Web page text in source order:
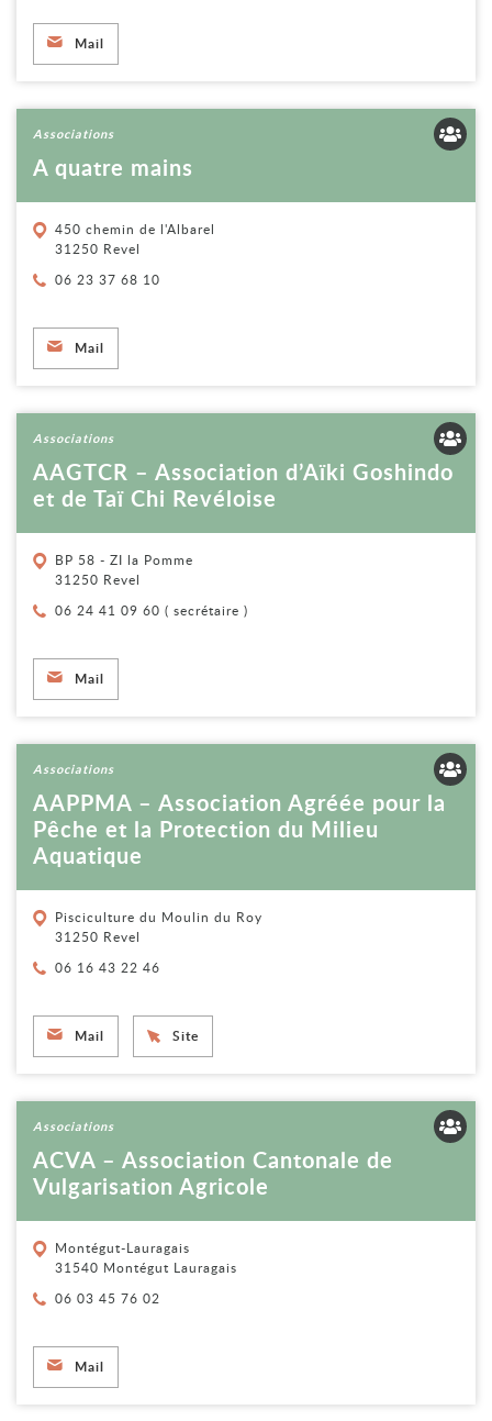
Mail
Associations
A quatre mains
450 chemin de l'Albarel
31250 Revel
Téléphone :
06 23 37 68 10
Mail
Associations
AAGTCR – Association d’Aïki Goshindo
et de Taï Chi Revéloise
BP 58 - ZI la Pomme
31250 Revel
Téléphone :
06 24 41 09 60 ( secrétaire )
Mail
Associations
AAPPMA – Association Agréée pour la
Pêche et la Protection du Milieu
Aquatique
Pisciculture du Moulin du Roy
31250 Revel
Téléphone :
06 16 43 22 46
Mail Site
Associations
ACVA – Association Cantonale de
Vulgarisation Agricole
Montégut-Lauragais
31540 Montégut Lauragais
Téléphone :
06 03 45 76 02
Mail